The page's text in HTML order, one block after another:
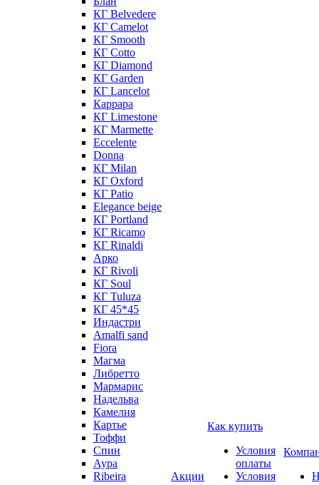
КГ Belvedere
КГ Camelot
КГ Smooth
КГ Cotto
КГ Diamond
КГ Garden
КГ Lancelot
Каррара
КГ Limestone
КГ Marmette
Eccelente
Donna
КГ Milan
КГ Oxford
КГ Patio
Elegance beige
КГ Portland
КГ Ricamo
КГ Rinaldi
Арко
КГ Rivoli
КГ Soul
КГ Tuluza
КГ 45*45
Индастри
Amalfi sand
Fiora
Магма
Либретто
Мармарис
Надельва
Камелия
Картье
Тоффи
Спин
Аура
Ribeira
Акции
Как купить
Условия
оплаты
Условия